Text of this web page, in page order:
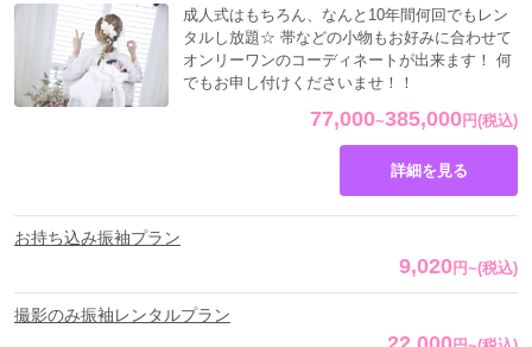
77,000~385,000 円(税込)
成人式はもちろん、なんと10年間何回でもレン
タルし放題☆ 帯などの小物もお好みに合わせて
オンリーワンのコーディネートが出来ます！ 何
でもお申し付けくださいませ！！
詳細を見る
お持ち込み振袖プラン
9,020 円~(税込)
撮影のみ振袖レンタルプラン